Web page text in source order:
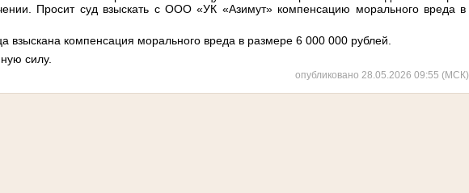
Просит суд взыскать с ООО «УК «Азимут» компенсацию морального вреда в
взыскана компенсация морального вреда в размере 6 000 000 рублей.
силу.
опубликовано 28.05.2026 09:55 (МСК)